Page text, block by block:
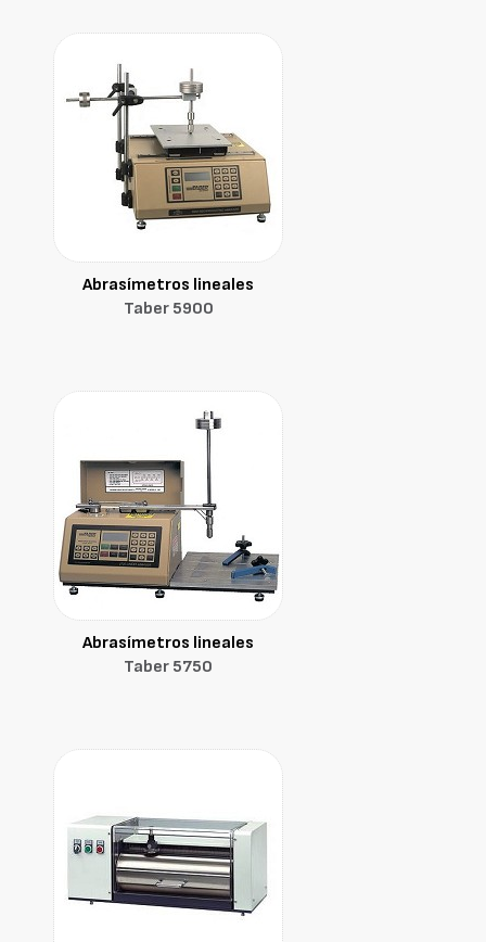
Abrasímetros lineales
Taber 5900
Abrasímetros lineales
Taber 5750